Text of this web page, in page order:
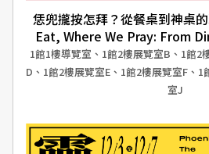
恁兜攏按怎拜？從餐桌到神桌
Eat, Where We Pray: From
1館1樓導覽室、1館2樓展覽室B、1館2
D、1館2樓展覽室E、1館2樓展覽室F、
室J